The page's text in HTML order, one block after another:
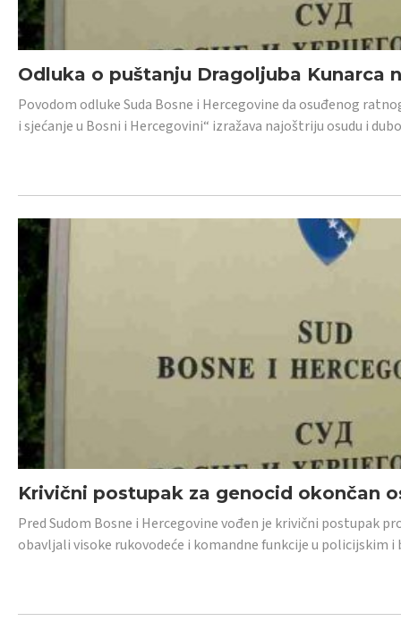
Odluka o puštanju Dragoljuba Kunarca
Povodom odluke Suda Bosne i Hercegovine da osuđenog
i sjećanje u Bosni i Hercegovini“ izražava najoštriju osudu i
Krivični postupak za genocid okončan
Pred Sudom Bosne i Hercegovine vođen je krivični postupak
obavljali visoke rukovodeće i komandne funkcije u policijskim